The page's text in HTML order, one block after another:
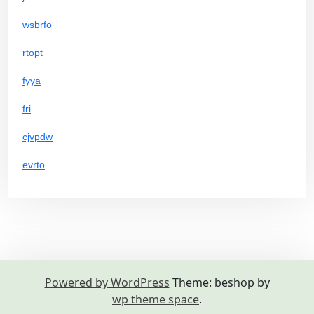
wsbrfo
rtopt
fyya
fri
cjvpdw
evrto
Powered by WordPress Theme: beshop by
wp theme space.